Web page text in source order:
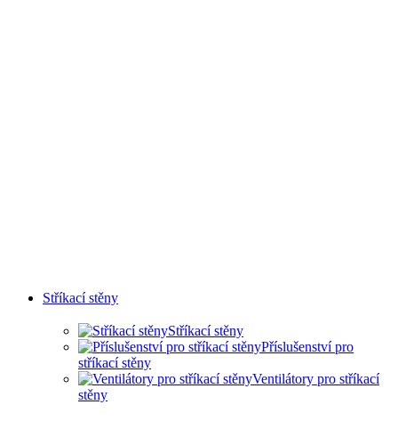
Stříkací stěny
Stříkací stěny
Příslušenství pro
stříkací stěny
Ventilátory pro stříkací
stěny